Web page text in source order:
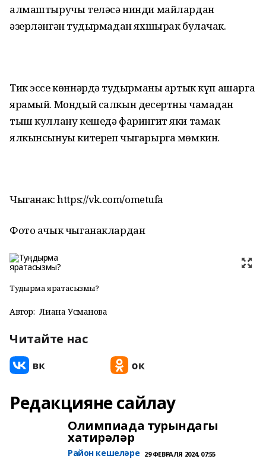
алмаштыручы теләсә нинди майлардан
әзерләнгән туңдырмадан яхшырак булачак.
Тик эссе көннәрдә туңдырманы артык күп ашарга
ярамый. Мондый салкын десертны чамадан
тыш куллану кешедә фарингит яки тамак
ялкынсынуы китереп чыгарырга мөмкин.
Чыганак: https://vk.com/ometufa
Фото ачык чыганаклардан
Туңдырма яратасызмы?
Автор: Лиана Усманова
Читайте нас
Редакцияне сайлау
Олимпиада турындагы
хатирәләр
Район кешеләре 29 ФЕВРАЛЯ 2024, 07:55